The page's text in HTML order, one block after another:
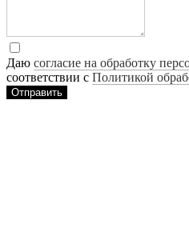
Даю согласие на обработку
соответствии с Политикой
Отправить